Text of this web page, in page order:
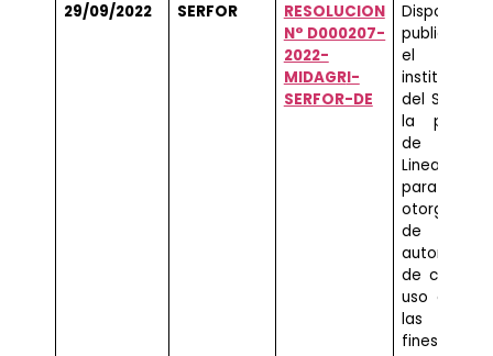
29/09/2022 SERFOR
RESOLUCION
N° D000207-
2022-
MIDAGRI-
SERFOR-DE
publicación
el
institucional
del
la
de
para
de
de cambio
uso actual
las
fines